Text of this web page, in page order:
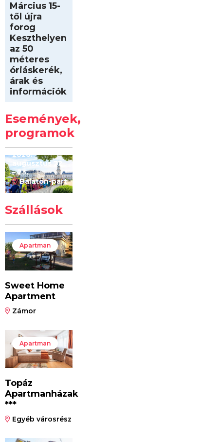
Március 15-
től újra
forog
Keszthelyen
az 50
méteres
óriáskerék,
árak és
információk
Események,
programok
Kilóméterek
2026
2026.
augusztus 22
– 23.
Balaton-part
Szállások
Apartman
Sweet Home
Apartment
Zámor
Apartman
Topáz
Apartmanházak
***
Egyéb városrész